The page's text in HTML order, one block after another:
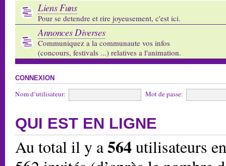
Liens Funs
Pour se detendre et rire joyeusement, c'est ici.
Annonces Diverses
Communiquez a la communaute vos infos
(concours, festivals ...) relatives a l'animation.
CONNEXION
Nom d’utilisateur: Mot de passe:
QUI EST EN LIGNE
Au total il y a564utilisateurs